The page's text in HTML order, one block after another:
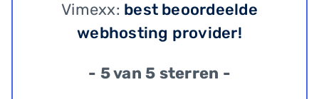
Vimexx: best beoordeelde
webhosting provider!
- 5 van 5 sterren -